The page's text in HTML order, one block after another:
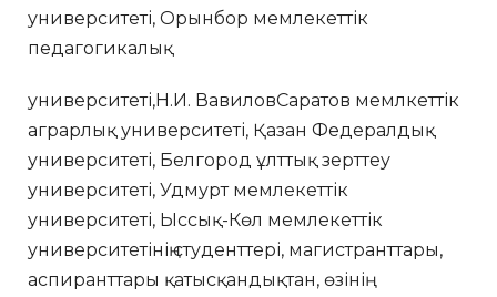
университеті, Орынбор мемлекеттік
педагогикалық
университеті,Н.И. ВавиловСаратов мемлкеттік
аграрлық университеті, Қазан Федералдық
университеті, Белгород ұлттық зерттеу
университеті, Удмурт мемлекеттік
университеті, Ыссық-Көл мемлекеттік
университетінің студенттері, магистранттары,
аспиранттары қатысқандықтан, өзінің